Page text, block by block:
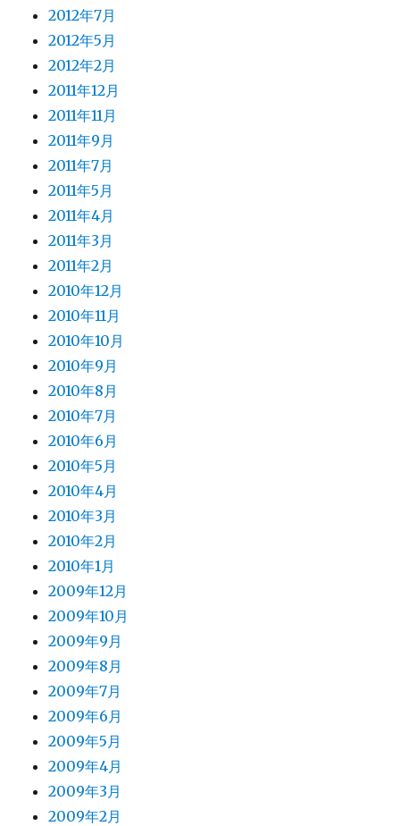
2012年7月
2012年5月
2012年2月
2011年12月
2011年11月
2011年9月
2011年7月
2011年5月
2011年4月
2011年3月
2011年2月
2010年12月
2010年11月
2010年10月
2010年9月
2010年8月
2010年7月
2010年6月
2010年5月
2010年4月
2010年3月
2010年2月
2010年1月
2009年12月
2009年10月
2009年9月
2009年8月
2009年7月
2009年6月
2009年5月
2009年4月
2009年3月
2009年2月